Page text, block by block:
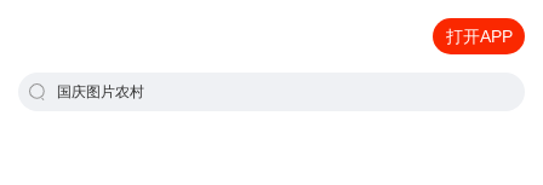
打开APP
国庆图片农村